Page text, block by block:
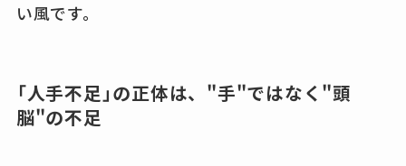
い風です。
「人手不足」の正体は、"手"ではなく"頭
脳"の不足